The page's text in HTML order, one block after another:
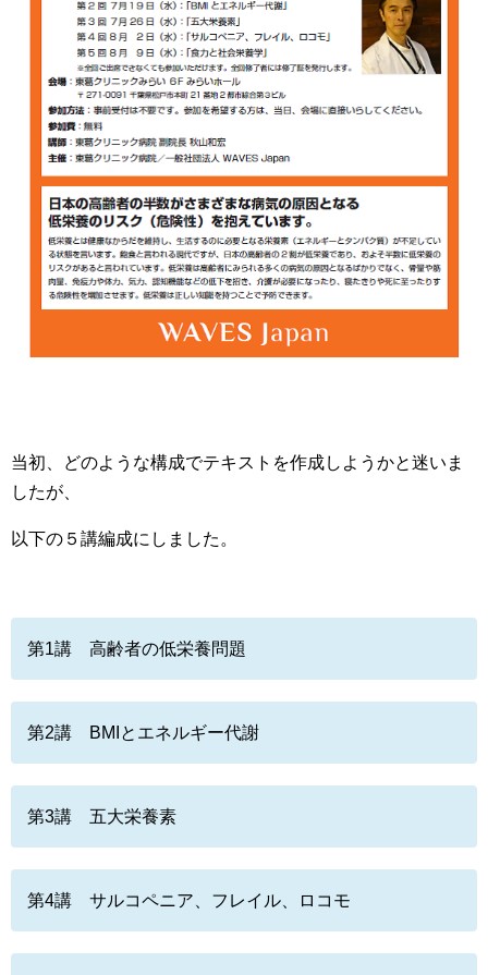
当初、どのような構成でテキストを作成しようかと迷いま
したが、
以下の５講編成にしました。
第1講 高齢者の低栄養問題
第2講 BMIとエネルギー代謝
第3講 五大栄養素
第4講 サルコペニア、フレイル、ロコモ